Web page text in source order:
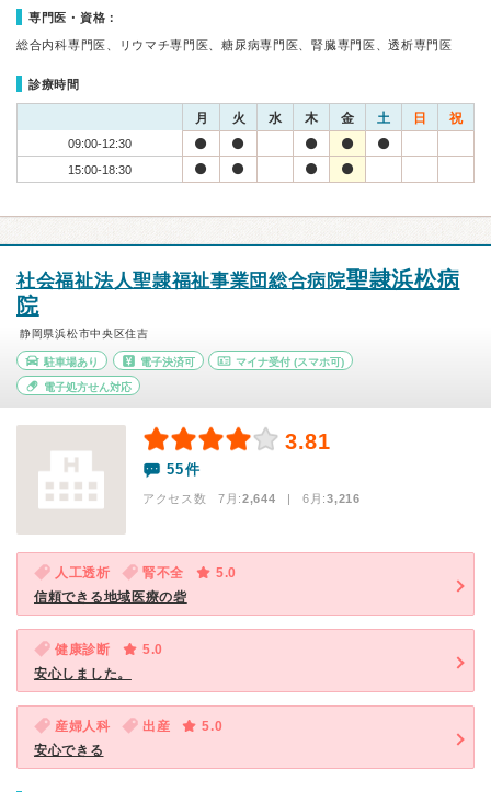
専門医・資格：
総合内科専門医、リウマチ専門医、糖尿病専門医、腎臓専門医、透析専門医
診療時間
月 火 水 木 金 土 日 祝
09:00-12:30
15:00-18:30
社会福祉法人聖隷福祉事業団総合病院聖隷浜松病
院
静岡県浜松市中央区住吉
駐車場あり 電子決済可 マイナ受付 (スマホ可)
電子処方せん対応
3.81
55件
アクセス数 7月:2,644 | 6月:3,216
人工透析 腎不全
5.0
信頼できる地域医療の砦
健康診断
5.0
安心しました。
産婦人科 出産
5.0
安心できる